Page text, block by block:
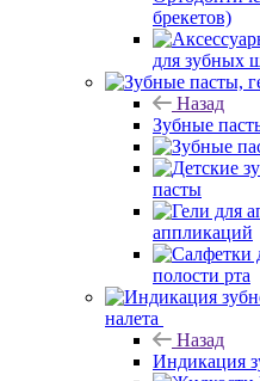
брекетов)
для зубных
Назад
Зубные
пасты
аппликаций
полости рта
налета
Назад
Индикация